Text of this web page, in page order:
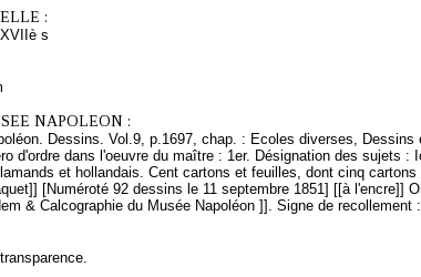
:
s
NAPOLEON :
Dessins. Vol.9, p.1697, chap. : Ecoles diverses,
d'ordre dans l'oeuvre du maître : 1er. Désignation des sujets :
et hollandais. Cent cartons et feuilles, dont cinq
[Numéroté 92 dessins le 11 septembre 1851] [[à l'encre]]
& Calcographie du Musée Napoléon ]]. Signe de